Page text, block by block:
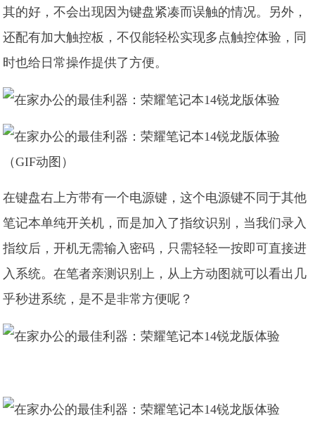
其的好，不会出现因为键盘紧凑而误触的情况。另外，
还配有加大触控板，不仅能轻松实现多点触控体验，同
时也给日常操作提供了方便。
（GIF动图）
在键盘右上方带有一个电源键，这个电源键不同于其他
笔记本单纯开关机，而是加入了指纹识别，当我们录入
指纹后，开机无需输入密码，只需轻轻一按即可直接进
入系统。在笔者亲测识别上，从上方动图就可以看出几
乎秒进系统，是不是非常方便呢？